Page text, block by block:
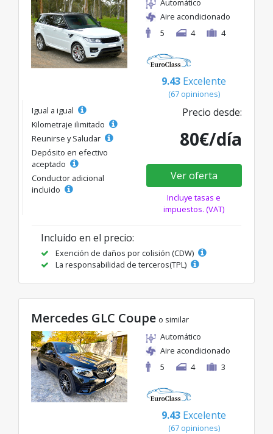
Automático
Aire acondicionado
5
4 4
9.43 Excelente
(67 opiniones)
Igual a igual
Kilometraje ilimitado
Reunirse y Saludar
Depósito en efectivo
aceptado
Conductor adicional
incluido
Precio desde:
80€/día
Ver oferta
Incluye tasas e
impuestos. (VAT)
Incluido en el precio:
Exención de daños por colisión (CDW)
La responsabilidad de terceros(TPL)
Mercedes GLC Coupe o similar
Automático
Aire acondicionado
5
4 3
9.43 Excelente
(67 opiniones)